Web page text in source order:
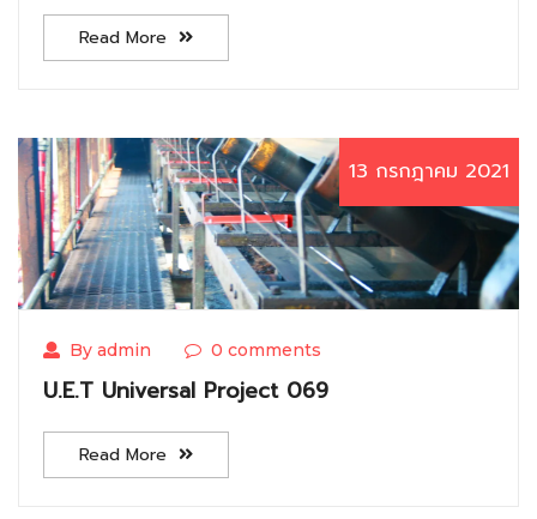
Read More
13 กรกฎาคม 2021
By admin 0 comments
U.E.T Universal Project 069
Read More